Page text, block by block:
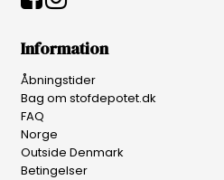
Information
Åbningstider
Bag om stofdepotet.dk
FAQ
Norge
Outside Denmark
Betingelser